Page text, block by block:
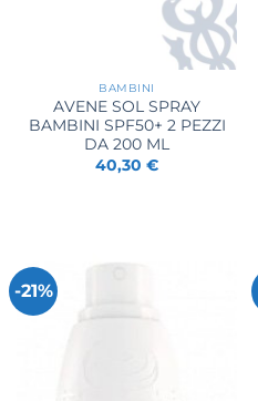
BAMBINI
AVENE SOL SPRAY
BAMBINI SPF50+ 2 PEZZI
DA 200 ML
40,30 €
-21%